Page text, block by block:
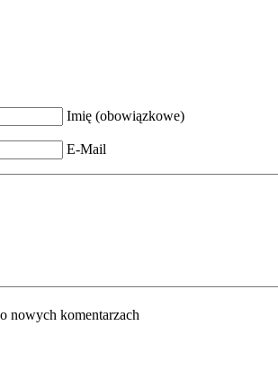
Imię (obowiązkowe)
E-Mail
nowych komentarzach